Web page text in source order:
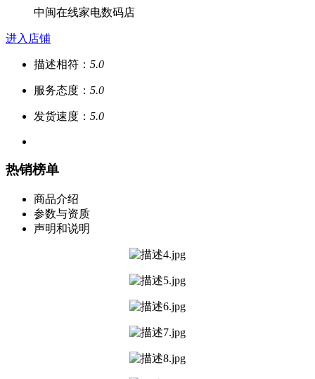
中闽在线家电数码店
进入店铺
描述相符： 5.0
服务态度： 5.0
发货速度： 5.0
热销榜单
商品介绍
参数与资质
声明和说明